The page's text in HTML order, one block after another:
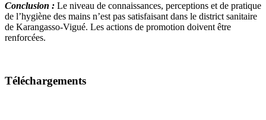
Conclusion : Le niveau de connaissances, perceptions et de pratique
de l’hygiène des mains n’est pas satisfaisant dans le district sanitaire
de Karangasso-Vigué. Les actions de promotion doivent être
renforcées.
Téléchargements